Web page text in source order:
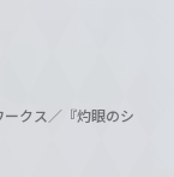
クス／『灼眼のシ